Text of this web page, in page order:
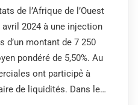
de l’Afrique de l’Ouest
avril 2024 à une injection
d’un montant de 7 250
pondéré de 5,50%. Au
ont participé́ à
de liquidités. Dans le…